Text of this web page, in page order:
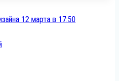
12 марта в 17:50